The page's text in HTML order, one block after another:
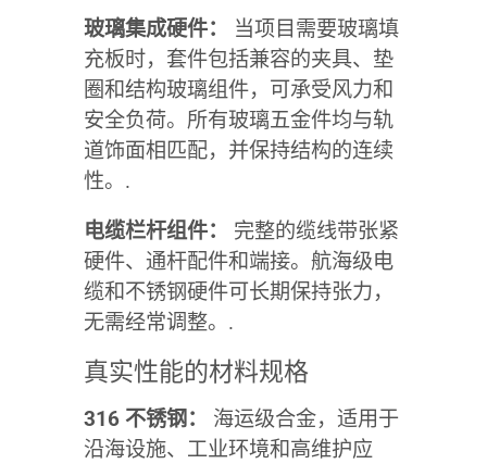
玻璃集成硬件：
当项目需要玻璃填
充板时，套件包括兼容的夹具、垫
圈和结构玻璃组件，可承受风力和
安全负荷。所有玻璃五金件均与轨
道饰面相匹配，并保持结构的连续
性。.
电缆栏杆组件：
完整的缆线带张紧
硬件、通杆配件和端接。航海级电
缆和不锈钢硬件可长期保持张力，
无需经常调整。.
真实性能的材料规格
316 不锈钢：
海运级合金，适用于
沿海设施、工业环境和高维护应